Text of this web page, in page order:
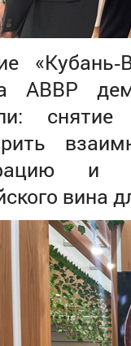
АВВР
снятие
и
вина